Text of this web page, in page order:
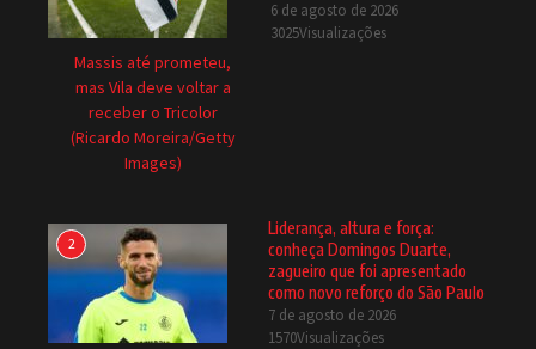
Massis até prometeu,
mas Vila deve voltar a
receber o Tricolor
(Ricardo Moreira/Getty
Images)
6 de agosto de 2026
3025Visualizações
2
Liderança, altura e força:
conheça Domingos Duarte,
zagueiro que foi apresentado
como novo reforço do São Paulo
7 de agosto de 2026
1570Visualizações